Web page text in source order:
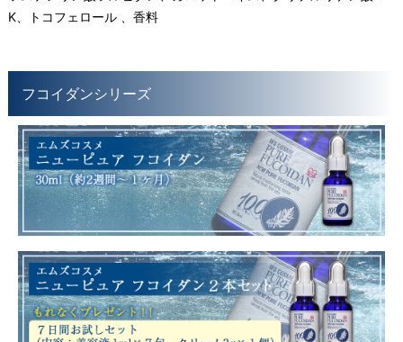
K、トコフェロール 、香料
フコイダンシリーズ